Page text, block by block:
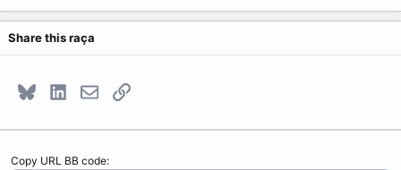
Share this raça
Bluesky LinkedInE-mailLink
Copy URL BB code